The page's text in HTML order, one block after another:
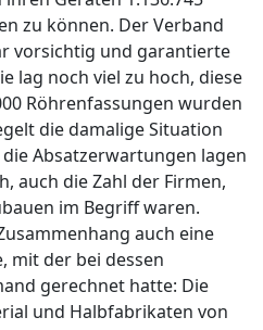
zu können. Der Verband
vorsichtig und garantierte
lag noch viel zu hoch, diese
Röhrenfassungen wurden
die damalige Situation
Absatzerwartungen lagen
auch die Zahl der Firmen,
im Begriff waren.
auch eine
mit der bei dessen
gerechnet hatte: Die
und Halbfabrikaten von